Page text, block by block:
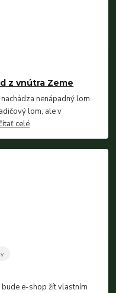
z vnútra Zeme
nenápadný lom.
lom, ale v
celé
e-shop žít vlastním